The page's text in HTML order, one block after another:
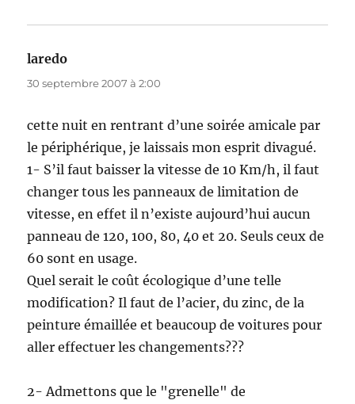
laredo
30 septembre 2007 à 2:00
cette nuit en rentrant d’une soirée amicale par
le périphérique, je laissais mon esprit divagué.
1- S’il faut baisser la vitesse de 10 Km/h, il faut
changer tous les panneaux de limitation de
vitesse, en effet il n’existe aujourd’hui aucun
panneau de 120, 100, 80, 40 et 20. Seuls ceux de
60 sont en usage.
Quel serait le coût écologique d’une telle
modification? Il faut de l’acier, du zinc, de la
peinture émaillée et beaucoup de voitures pour
aller effectuer les changements???
2- Admettons que le "grenelle" de